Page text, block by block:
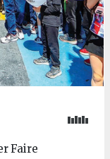
Faire